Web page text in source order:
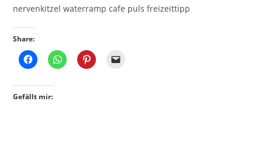
nervenkitzel waterramp cafe puls freizeittipp
Share:
Gefällt mir: